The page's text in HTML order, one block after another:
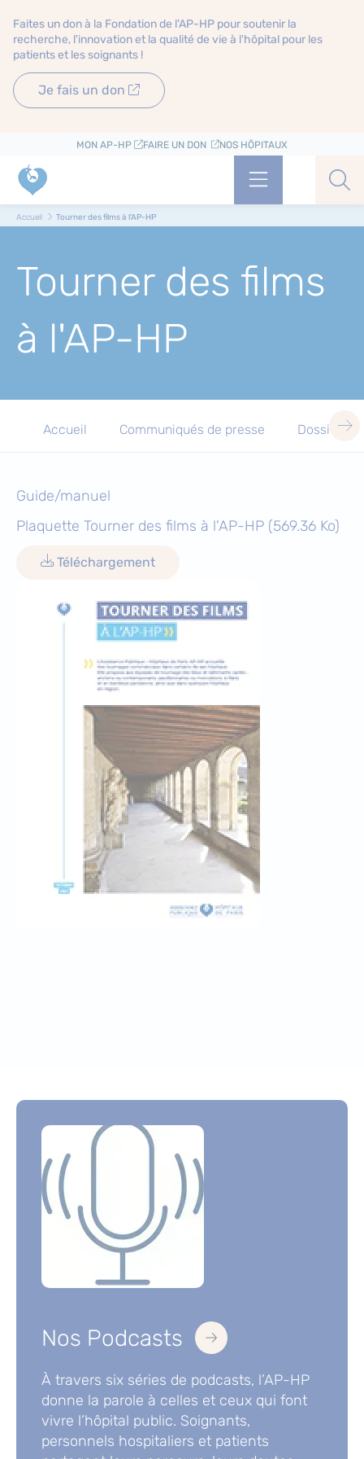
Faites un don à la Fondation de l'AP-HP pour soutenir la
recherche, l'innovation et la qualité de vie à l'hôpital pour les
patients et les soignants !
Je fais un don
MON AP-HP FAIRE UN DON NOS HÔPITAUX
Menu
Accueil Tourner des films à l'AP-HP
Tourner des films
à l'AP-HP
Accueil Communiqués de presse Dossiers
Guide/manuel
Plaquette Tourner des films à l'AP-HP (569.36 Ko)
Téléchargement
Nos Podcasts
À travers six séries de podcasts, l’AP-HP
donne la parole à celles et ceux qui font
vivre l’hôpital public. Soignants,
personnels hospitaliers et patients